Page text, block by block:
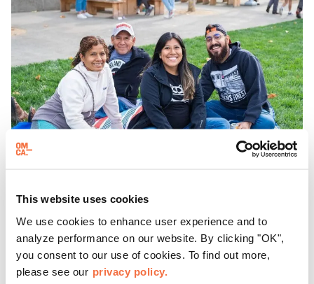
This website uses cookies
We use cookies to enhance user experience and to
analyze performance on our website. By clicking "OK",
you consent to our use of cookies. To find out more,
please see our privacy policy.
晚间时间
周五晚上在OMCA与 "脱网 "合作
奥克兰最受欢迎的每周免费街区派对 "Off the Grid 周五之